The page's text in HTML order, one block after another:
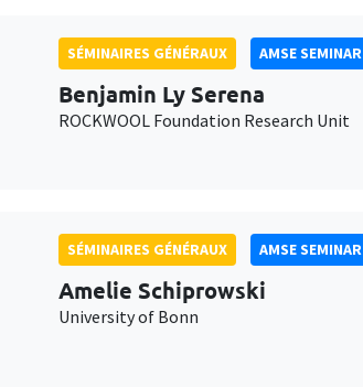
SÉMINAIRES GÉNÉRAUX AMSE SEMINAR
Benjamin Ly Serena
ROCKWOOL Foundation Research Unit
SÉMINAIRES GÉNÉRAUX AMSE SEMINAR
Amelie Schiprowski
University of Bonn